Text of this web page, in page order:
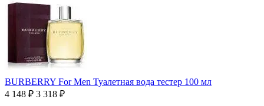
BURBERRY For Men Туалетная вода тестер 100 мл
4 148 ₽ 3 318 ₽